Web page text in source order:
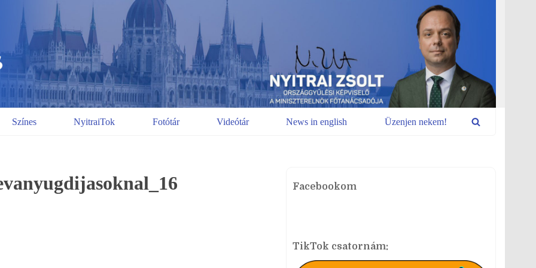
Színes NyitraiTok Fotótár Videótár News in english Üzenjen nekem!
Facebookom
TikTok csatornám: